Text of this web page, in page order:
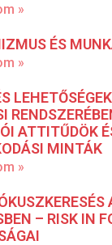
»
ÉS
»
ATTITŰDÖK
MINTÁK
»
– RISK IN